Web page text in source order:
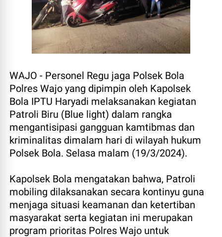
WAJO - Personel Regu jaga Polsek Bola
Polres Wajo yang dipimpin oleh Kapolsek
Bola IPTU Haryadi melaksanakan kegiatan
Patroli Biru (Blue light) dalam rangka
mengantisipasi gangguan kamtibmas dan
kriminalitas dimalam hari di wilayah hukum
Polsek Bola. Selasa malam (19/3/2024).
Kapolsek Bola mengatakan bahwa, Patroli
mobiling dilaksanakan secara kontinyu guna
menjaga situasi keamanan dan ketertiban
masyarakat serta kegiatan ini merupakan
program prioritas Polres Wajo untuk